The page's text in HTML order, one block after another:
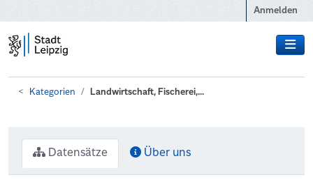
Anmelden
Kategorien Landwirtschaft, Fischerei,...
Datensätze Über uns